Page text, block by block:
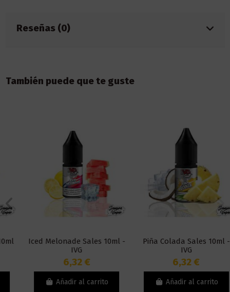
Reseñas (0)
También puede que te guste
Iced Melonade Sales 10ml -
6,32 €
Añadir al carrito
Piña Colada Sales 10ml -
6,32 €
Añadir al carrito